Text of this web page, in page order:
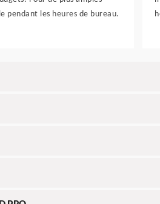
pendant les heures de bureau.